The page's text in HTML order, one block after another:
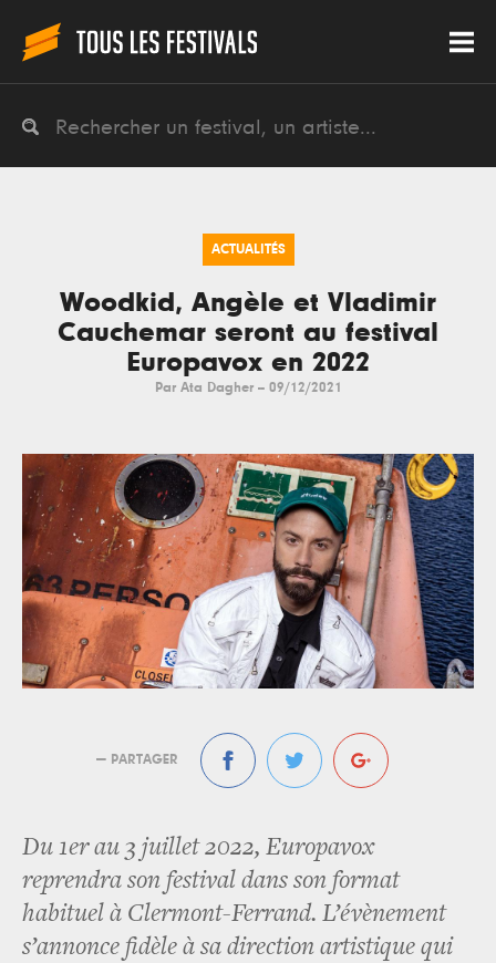
ACTUALITÉS
Woodkid, Angèle et Vladimir
Cauchemar seront au festival
Europavox en 2022
Par Ata Dagher -- 09/12/2021
— PARTAGER
Du 1er au 3 juillet 2022, Europavox
reprendra son festival dans son format
habituel à Clermont-Ferrand. L’évènement
s’annonce fidèle à sa direction artistique qui